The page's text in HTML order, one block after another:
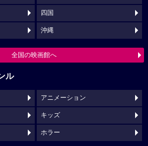
四国
沖縄
全国の映画館へ
ル
アニメーション
キッズ
ホラー